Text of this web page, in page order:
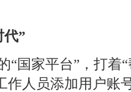
代”
“国家平台”，打着
作人员添加用户账